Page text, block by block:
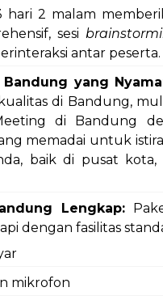
hari 2 malam
sesi
antar peserta.
yang
di Bandung,
di Bandung
memadai untuk
baik di pusat
Lengkap:
dengan fasilitas
mikrofon